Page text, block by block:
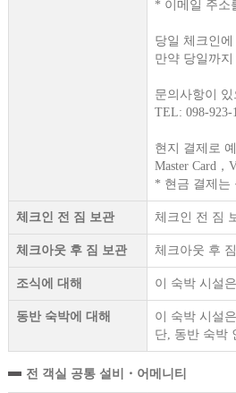
* 이메일 주소
당일 체크인
만약 당일까
문의사항이
TEL: 098-923-
현지 결제로
Master Card，
* 현금 결제는
체크인 전 짐 보관 체크인 전 짐
체크아웃 후 짐 보관 체크아웃 후
조식에 대해 이 숙박 시설
동반 숙박에 대해
이 숙박 시설
단, 동반 숙박
전 객실 공통 설비・어메니티